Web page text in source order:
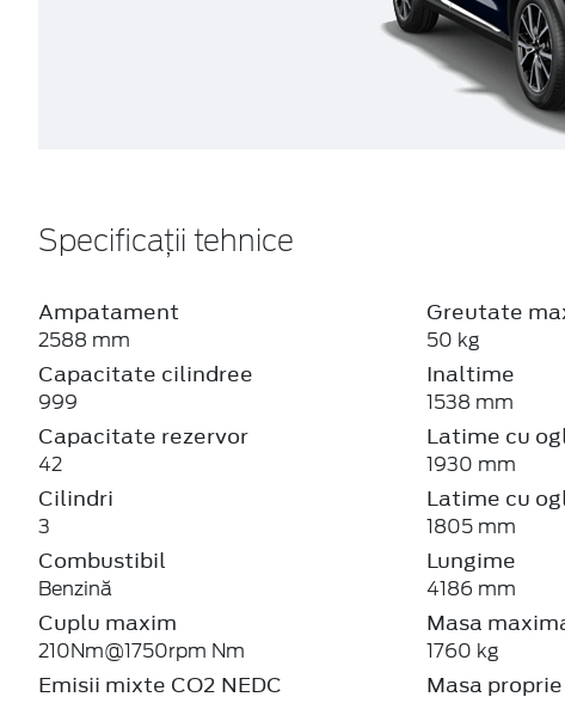
Specificații tehnice
Ampatament
2588 mm
Capacitate cilindree
999
Capacitate rezervor
42
Cilindri
3
Combustibil
Benzină
Cuplu maxim
210Nm@1750rpm Nm
Emisii mixte CO2 NEDC
Greutate
50 kg
Inaltime
1538 mm
Latime cu
1930 mm
Latime cu
1805 mm
Lungime
4186 mm
Masa
1760 kg
Masa proprie